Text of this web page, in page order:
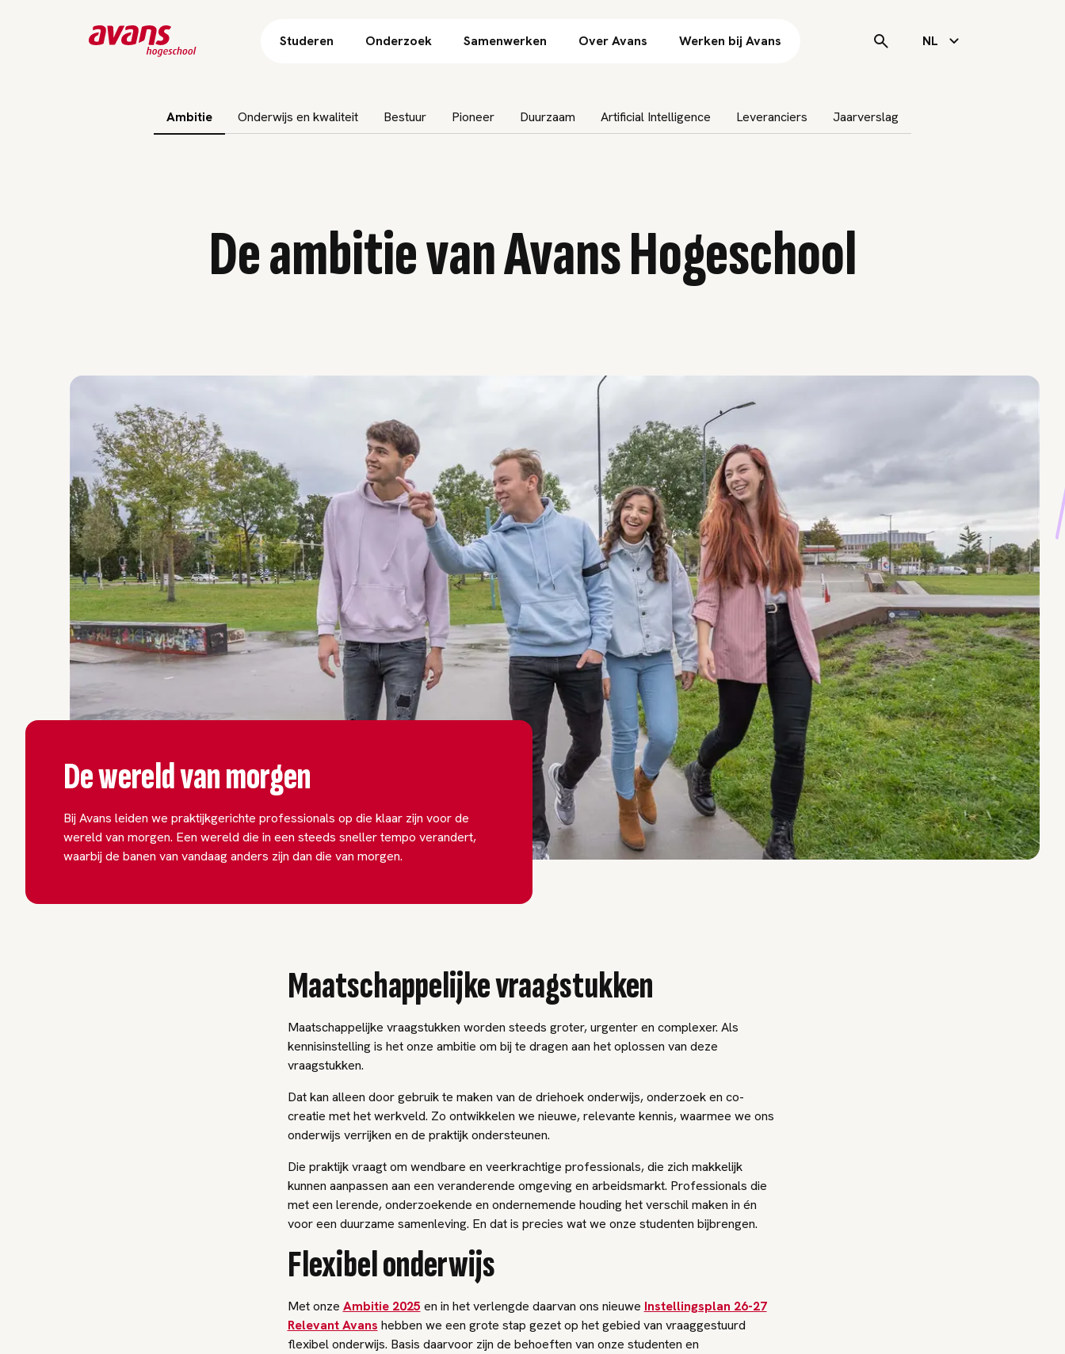
Direct naar inhoud
Studeren Onderzoek Samenwerken Over Avans Werken bij Avans NL
Ambitie
Onderwijs en kwaliteit Bestuur Pioneer Duurzaam Artificial Intelligence Leveranciers Jaarverslag
De ambitie van Avans Hogeschool
De wereld van morgen
Bij Avans leiden we praktijkgerichte professionals op die klaar zijn voor de
wereld van morgen. Een wereld die in een steeds sneller tempo verandert,
waarbij de banen van vandaag anders zijn dan die van morgen.
Maatschappelijke vraagstukken
Maatschappelijke vraagstukken worden steeds groter, urgenter en complexer. Als
kennisinstelling is het onze ambitie om bij te dragen aan het oplossen van deze
vraagstukken.
Dat kan alleen door gebruik te maken van de driehoek onderwijs, onderzoek en co-
creatie met het werkveld. Zo ontwikkelen we nieuwe, relevante kennis, waarmee we ons
onderwijs verrijken en de praktijk ondersteunen.
Die praktijk vraagt om wendbare en veerkrachtige professionals, die zich makkelijk
kunnen aanpassen aan een veranderende omgeving en arbeidsmarkt. Professionals die
met een lerende, onderzoekende en ondernemende houding het verschil maken in én
voor een duurzame samenleving. En dat is precies wat we onze studenten bijbrengen.
Flexibel onderwijs
Met onze Ambitie 2025 en in het verlengde daarvan ons nieuwe Instellingsplan 26-27
Relevant Avans hebben we een grote stap gezet op het gebied van vraaggestuurd
flexibel onderwijs. Basis daarvoor zijn de behoeften van onze studenten en